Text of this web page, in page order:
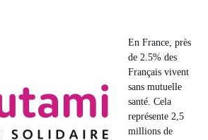
En France, près
de 2.5% des
Français vivent
sans mutuelle
santé. Cela
représente 2,5
millions de